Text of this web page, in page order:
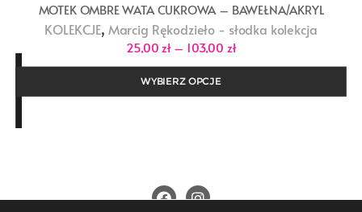
MOTEK OMBRE WATA CUKROWA – BAWEŁNA/AKRYL
KOLEKCJE, Marcig Rękodzieło - słodka kolekcja
25,00zł – 103,00 złZakres
od
do
WYBIERZ OPCJE